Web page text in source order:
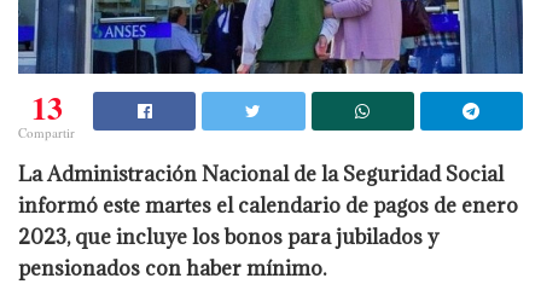
13
Compartir
La Administración Nacional de la Seguridad Social
informó este martes el calendario de pagos de enero
2023, que incluye los bonos para jubilados y
pensionados con haber mínimo.